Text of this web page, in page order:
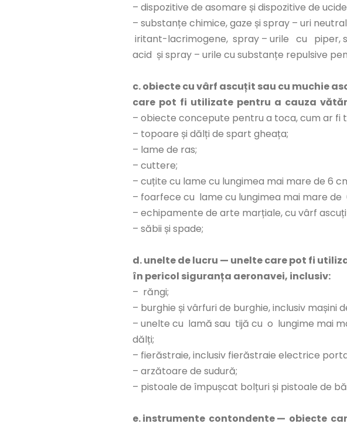
– dispozitive de asomare și dispozitive de
– substanțe chimice, gaze și spray – uri
iritant-lacrimogene, spray – urile cu piper,
acid și spray – urile cu substanțe repulsive
c. obiecte cu vârf ascuțit sau cu muchie
care pot fi utilizate pentru a cauza
– obiecte concepute pentru a toca, cum ar fi
– topoare și dălți de spart gheața;
– lame de ras;
– cuttere;
– cuțite cu lame cu lungimea mai mare de 6
– foarfece cu lame cu lungimea mai mare
– echipamente de arte marțiale, cu vârf
– săbii și spade;
d. unelte de lucru — unelte care pot fi
în pericol siguranța aeronavei, inclusiv:
– răngi;
– burghie și vârfuri de burghie, inclusiv
– unelte cu lamă sau tijă cu o lungime mai
dălți;
– fierăstraie, inclusiv fierăstraie electrice
– arzătoare de sudură;
– pistoale de împușcat bolțuri și pistoale de
e. instrumente contondente — obiecte